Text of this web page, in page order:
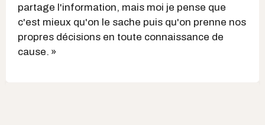
partage l'information, mais moi je pense que
c'est mieux qu'on le sache puis qu'on prenne nos
propres décisions en toute connaissance de
cause. »